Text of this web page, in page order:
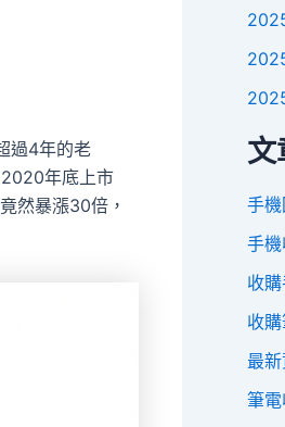
過4年的老
2020年底上市
然暴漲30倍，
文
手
手
收
收
最
筆